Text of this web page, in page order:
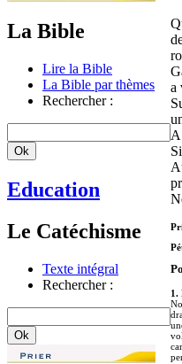
La Bible
Lire la Bible
La Bible par thèmes
Rechercher :
Education
Le Catéchisme
Texte intégral
Rechercher :
a
1.